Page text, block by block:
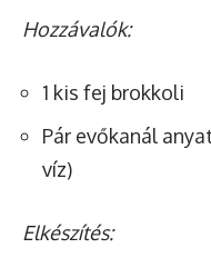
Hozzávalók:
1 kis fej brokkoli
Pár evőkanál
víz)
Elkészítés: